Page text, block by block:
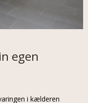
egen
i kælderen